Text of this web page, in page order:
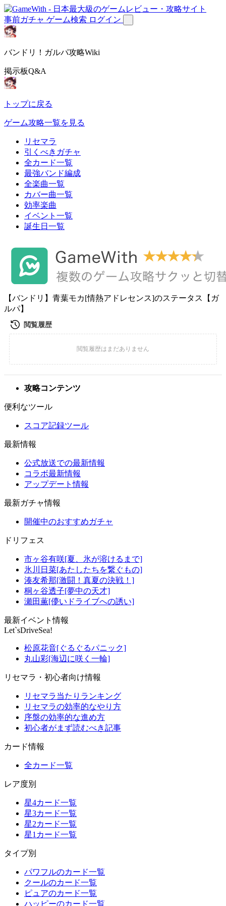
事前ガチャ ゲーム検索 ログイン
バンドリ！ガルパ攻略Wiki
掲示板Q&A
トップに戻る
ゲーム攻略一覧を見る
リセマラ
引くべきガチャ
全カード一覧
最強バンド編成
全楽曲一覧
カバー曲一覧
効率楽曲
イベント一覧
誕生日一覧
【バンドリ】青葉モカ[情熱アドレセンス]のステータス【ガ
ルパ】
攻略コンテンツ
便利なツール
スコア記録ツール
最新情報
公式放送での最新情報
コラボ最新情報
アップデート情報
最新ガチャ情報
開催中のおすすめガチャ
ドリフェス
市ヶ谷有咲[夏、氷が溶けるまで]
氷川日菜[あたしたちを繋ぐもの]
湊友希那[激闘！真夏の決戦！]
桐ヶ谷透子[夢中の天才]
瀬田薫[儚いドライブへの誘い]
最新イベント情報
Let`sDriveSea!
松原花音[ぐるぐるパニック]
丸山彩[海辺に咲く一輪]
リセマラ・初心者向け情報
リセマラ当たりランキング
リセマラの効率的なやり方
序盤の効率的な進め方
初心者がまず読むべき記事
カード情報
全カード一覧
レア度別
星4カード一覧
星3カード一覧
星2カード一覧
星1カード一覧
タイプ別
パワフルのカード一覧
クールのカード一覧
ピュアのカード一覧
ハッピーのカード一覧